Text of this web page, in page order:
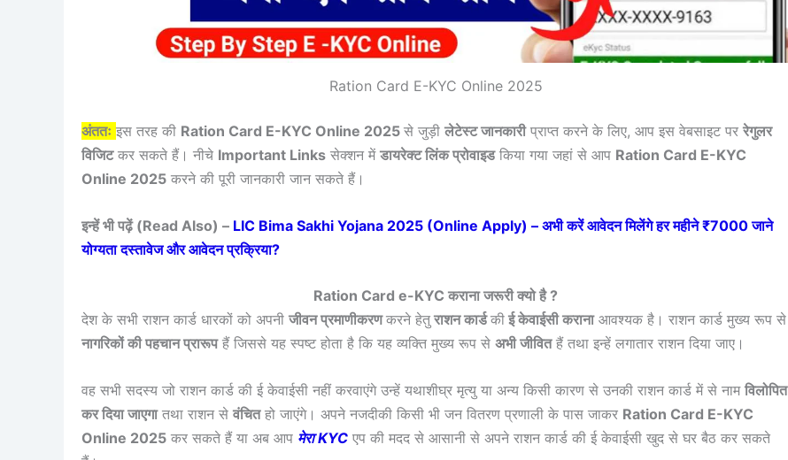
Ration Card E-KYC Online 2025
अंततः इस तरह की Ration Card E-KYC Online 2025 से जुड़ी लेटेस्ट जानकारीप्राप्त करने के लिए, आप इस वेबसाइट पर रेगुलर
विजिटकर सकते हैं। नीचे Important Links सेक्शन में डायरेक्ट लिंक प्रोवाइडकिया गया जहां से आप Ration Card E-KYC
Online 2025 करने की पूरी जानकारी जान सकते हैं।
इन्हें भी पढ़ें (Read Also) – LIC Bima Sakhi Yojana 2025 (Online Apply) – अभी करें आवेदन मिलेंगे हर महीने ₹7000 जाने
योग्यता दस्तावेज और आवेदन प्रक्रिया?
Ration Card e-KYC कराना जरूरी क्यो है ?
देश के सभी राशन कार्ड धारकों को अपनी जीवन प्रमाणीकरणकरने हेतु राशन कार्डकी ई केवाईसी करानाआवश्यक है। राशन कार्ड मुख्य रूप से
नागरिकों की पहचान प्रारूपहैं जिससे यह स्पष्ट होता है कि यह व्यक्ति मुख्य रूप से अभी जीवितहैं तथा इन्हें लगातार राशन दिया जाए।
वह सभी सदस्य जो राशन कार्ड की ई केवाईसी नहीं करवाएंगे उन्हें यथाशीघ्र मृत्यु या अन्य किसी कारण से उनकी राशन कार्ड में से नाम विलोपित
कर दिया जाएगातथा राशन से वंचितहो जाएंगे। अपने नजदीकी किसी भी जन वितरण प्रणाली के पास जाकर Ration Card E-KYC
Online 2025 कर सकते हैं या अब आप मेरा KYC एप की मदद से आसानी से अपने राशन कार्ड की ई केवाईसी खुद से घर बैठ कर सकते